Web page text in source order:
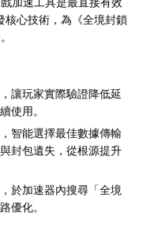
核心技術，為《全境封鎖
讓玩家實際驗證降低延
使用。
智能選擇最佳數據傳輸
封包遺失，從根源提升
於加速器內搜尋「全境
優化。